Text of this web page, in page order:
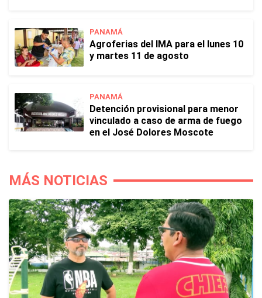
PANAMÁ
Agroferias del IMA para el lunes 10
y martes 11 de agosto
PANAMÁ
Detención provisional para menor
vinculado a caso de arma de fuego
en el José Dolores Moscote
MÁS NOTICIAS